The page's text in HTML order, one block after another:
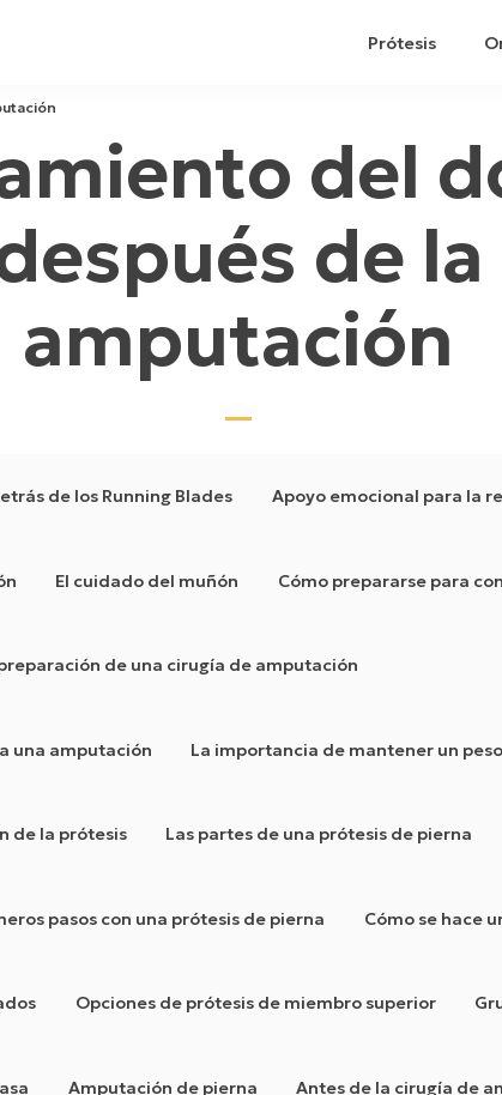
Prótesis
del
de la
amputación
de los Running Blades Apoyo emocional para la
El cuidado del muñón Cómo prepararse para
de una cirugía de amputación
una amputación La importancia de mantener un
de la prótesis Las partes de una prótesis de pierna
pasos con una prótesis de pierna Cómo se hace
Opciones de prótesis de miembro superior
Amputación de pierna Antes de la cirugía de